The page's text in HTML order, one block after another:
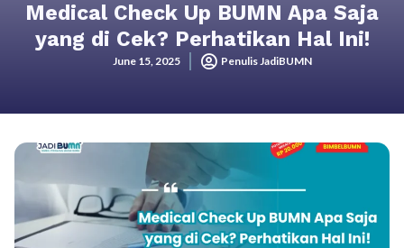
Medical Check Up BUMN Apa Saja
yang di Cek? Perhatikan Hal Ini!
June 15, 2025 Penulis JadiBUMN